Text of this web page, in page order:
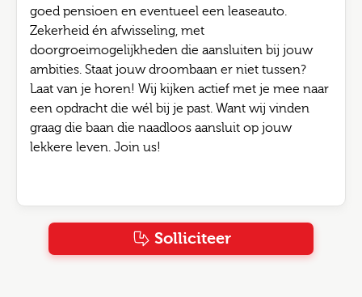
goed pensioen en eventueel een leaseauto.
Zekerheid én afwisseling, met
doorgroeimogelijkheden die aansluiten bij jouw
ambities. Staat jouw droombaan er niet tussen?
Laat van je horen! Wij kijken actief met je mee naar
een opdracht die wél bij je past. Want wij vinden
graag die baan die naadloos aansluit op jouw
lekkere leven. Join us!
Solliciteer